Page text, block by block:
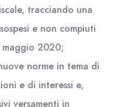
tracciando una
e non compiuti
maggio 2020;
norme in tema di
e di interessi e,
versamenti in